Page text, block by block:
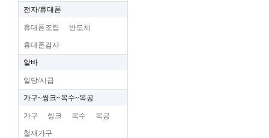
전자/휴대폰
휴대폰조립 반도체
휴대폰검사
알바
일당/시급
가구~씽크~목수~목공
가구 씽크 목수 목공
철재가구